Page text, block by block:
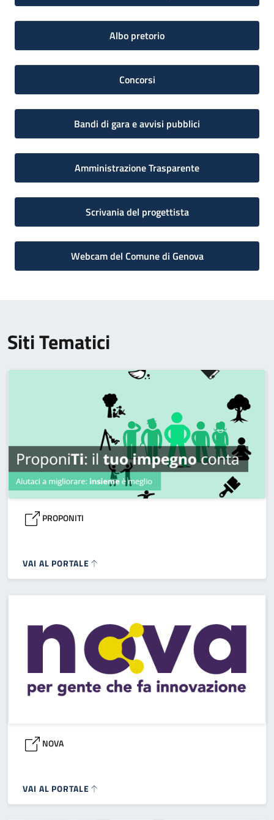
Albo pretorio
Concorsi
Bandi di gara e avvisi pubblici
Amministrazione Trasparente
Scrivania del progettista
Webcam del Comune di Genova
Siti Tematici
PROPONITI
VAI AL PORTALE
NOVA
VAI AL PORTALE